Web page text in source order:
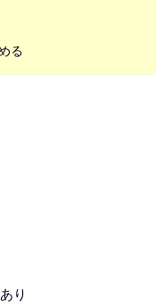
る
り